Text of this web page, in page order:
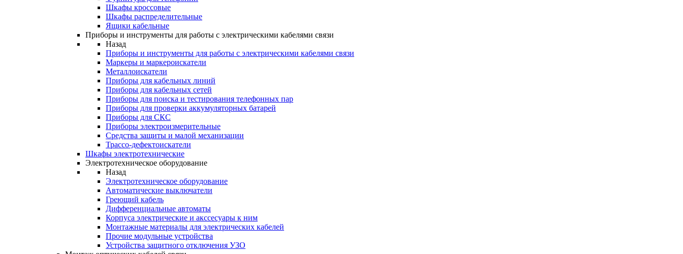
Шкафы кроссовые
Шкафы распределительные
Ящики кабельные
Приборы и инструменты для работы с электрическими кабелями связи
Назад
Приборы и инструменты для работы с электрическими кабелями связи
Маркеры и маркероискатели
Металлоискатели
Приборы для кабельных линий
Приборы для кабельных сетей
Приборы для поиска и тестирования телефонных пар
Приборы для проверки аккумуляторных батарей
Приборы для СКС
Приборы электроизмерительные
Средства защиты и малой механизации
Трассо-дефектоискатели
Шкафы электротехнические
Электротехническое оборудование
Назад
Электротехническое оборудование
Автоматические выключатели
Греющий кабель
Дифференциальные автоматы
Корпуса электрические и акссесуары к ним
Монтажные материалы для электрических кабелей
Прочие модульные устройства
Устройства защитного отключения УЗО